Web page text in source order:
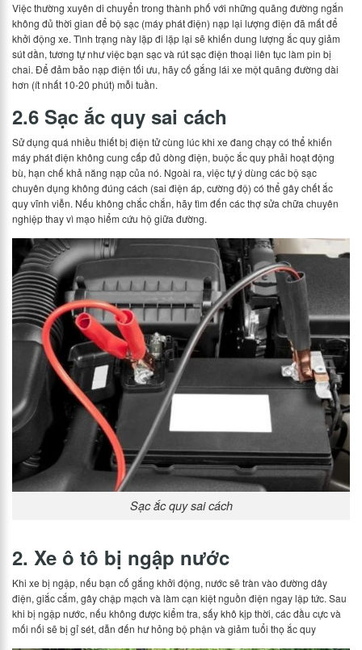
Việc thường xuyên di chuyển trong thành phố với những quãng đường ngắn
không đủ thời gian để bộ sạc (máy phát điện) nạp lại lượng điện đã mất để
khởi động xe. Tình trạng này lặp đi lặp lại sẽ khiến dung lượng ắc quy giảm
sút dần, tương tự như việc bạn sạc và rút sạc điện thoại liên tục làm pin bị
chai. Để đảm bảo nạp điện tối ưu, hãy cố gắng lái xe một quãng đường dài
hơn (ít nhất 10-20 phút) mỗi tuần.
2.6 Sạc ắc quy sai cách
Sử dụng quá nhiều thiết bị điện tử cùng lúc khi xe đang chạy có thể khiến
máy phát điện không cung cấp đủ dòng điện, buộc ắc quy phải hoạt động
bù, hạn chế khả năng nạp của nó. Ngoài ra, việc tự ý dùng các bộ sạc
chuyên dụng không đúng cách (sai điện áp, cường độ) có thể gây chết ắc
quy vĩnh viễn. Nếu không chắc chắn, hãy tìm đến các thợ sửa chữa chuyên
nghiệp thay vì mạo hiểm cứu hộ giữa đường.
Sạc ắc quy sai cách
2. Xe ô tô bị ngập nước
Khi xe bị ngập, nếu bạn cố gắng khởi động, nước sẽ tràn vào đường dây
điện, giắc cắm, gây chập mạch và làm cạn kiệt nguồn điện ngay lập tức. Sau
khi bị ngập nước, nếu không được kiểm tra, sấy khô kịp thời, các đầu cực và
mối nối sẽ bị gỉ sét, dẫn đến hư hỏng bộ phận và giảm tuổi thọ ắc quy